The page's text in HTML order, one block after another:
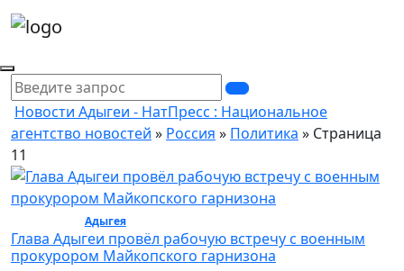
Новости Адыгеи - НатПресс : Национальное
агентство новостей » Россия » Политика » Страница
11
Адыгея
Глава Адыгеи провёл рабочую встречу с военным
прокурором Майкопского гарнизона